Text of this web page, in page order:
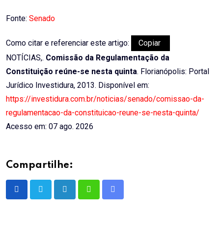
Fonte: Senado
Como citar e referenciar este artigo:
Copiar
NOTÍCIAS,. Comissão da Regulamentação da
Constituição reúne-se nesta quinta. Florianópolis: Portal
Jurídico Investidura, 2013. Disponível em:
https://investidura.com.br/noticias/senado/comissao-da-
regulamentacao-da-constituicao-reune-se-nesta-quinta/
Acesso em: 07 ago. 2026
Compartilhe: